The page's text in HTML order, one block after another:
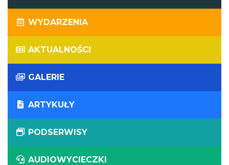
WYDARZENIA
AKTUALNOŚCI
GALERIE
ARTYKUŁY
PODSERWISY
AUDIOWYCIECZKI